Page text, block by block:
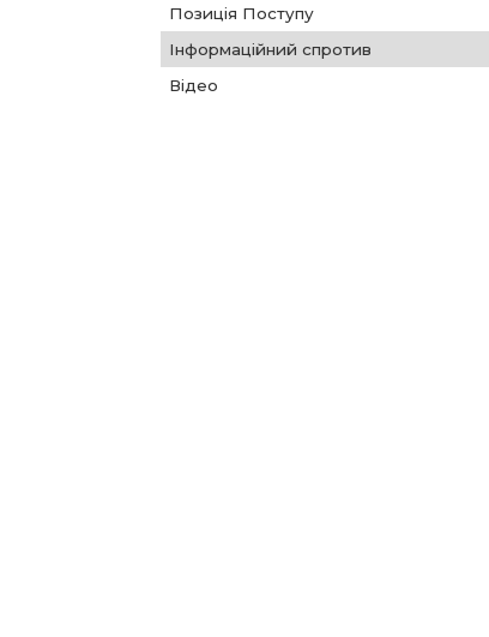
Позиція Поступу
Інформаційний спротив
Відео